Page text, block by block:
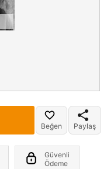
Beğen Paylaş
Güvenli
Ödeme